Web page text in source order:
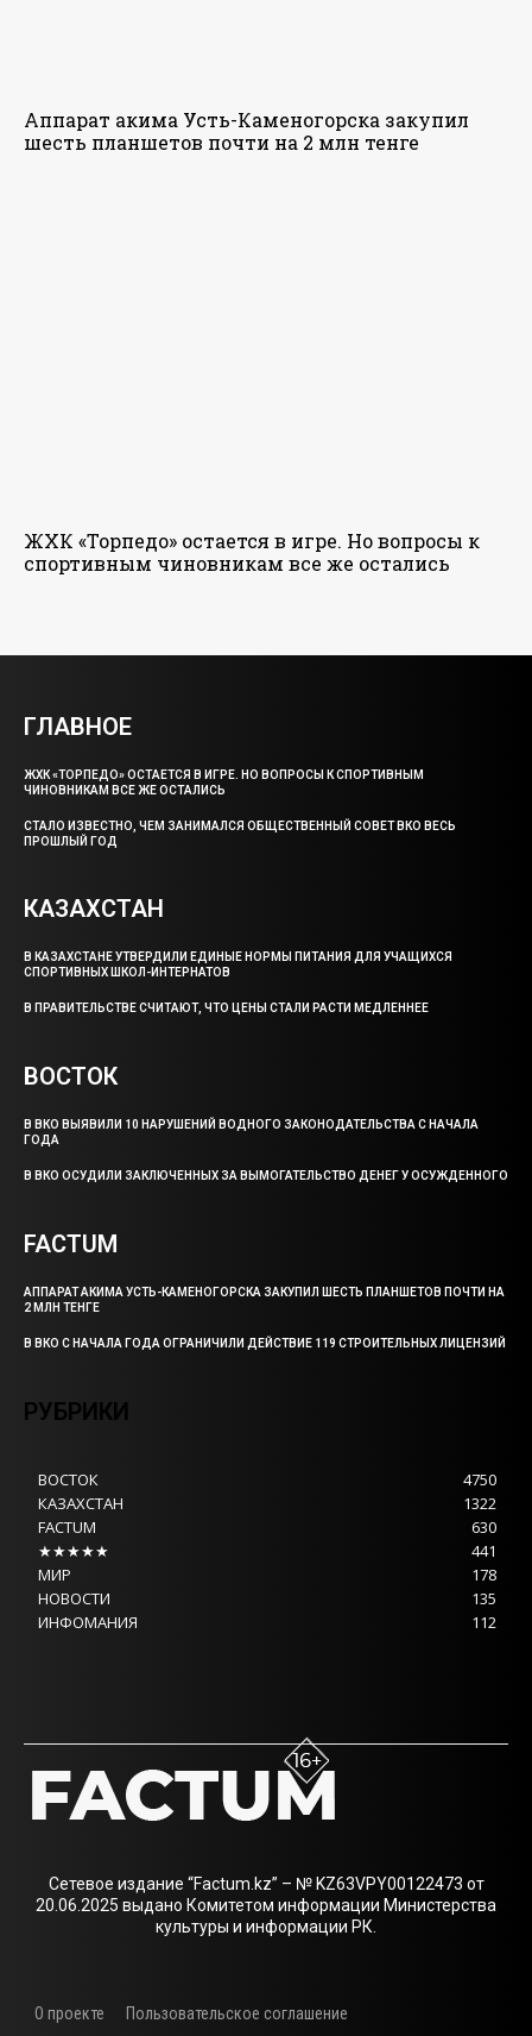
Аппарат акима Усть-Каменогорска закупил
шесть планшетов почти на 2 млн тенге
ЖХК «Торпедо» остается в игре. Но вопросы к
спортивным чиновникам все же остались
ГЛАВНОЕ
ЖХК «ТОРПЕДО» ОСТАЕТСЯ В ИГРЕ. НО ВОПРОСЫ К СПОРТИВНЫМ
ЧИНОВНИКАМ ВСЕ ЖЕ ОСТАЛИСЬ
СТАЛО ИЗВЕСТНО, ЧЕМ ЗАНИМАЛСЯ ОБЩЕСТВЕННЫЙ СОВЕТ ВКО ВЕСЬ
ПРОШЛЫЙ ГОД
КАЗАХСТАН
В КАЗАХСТАНЕ УТВЕРДИЛИ ЕДИНЫЕ НОРМЫ ПИТАНИЯ ДЛЯ УЧАЩИХСЯ
СПОРТИВНЫХ ШКОЛ-ИНТЕРНАТОВ
В ПРАВИТЕЛЬСТВЕ СЧИТАЮТ, ЧТО ЦЕНЫ СТАЛИ РАСТИ МЕДЛЕННЕЕ
ВОСТОК
В ВКО ВЫЯВИЛИ 10 НАРУШЕНИЙ ВОДНОГО ЗАКОНОДАТЕЛЬСТВА С НАЧАЛА
ГОДА
В ВКО ОСУДИЛИ ЗАКЛЮЧЕННЫХ ЗА ВЫМОГАТЕЛЬСТВО ДЕНЕГ У ОСУЖДЕННОГО
FACTUM
АППАРАТ АКИМА УСТЬ-КАМЕНОГОРСКА ЗАКУПИЛ ШЕСТЬ ПЛАНШЕТОВ ПОЧТИ НА
2 МЛН ТЕНГЕ
В ВКО С НАЧАЛА ГОДА ОГРАНИЧИЛИ ДЕЙСТВИЕ 119 СТРОИТЕЛЬНЫХ ЛИЦЕНЗИЙ
РУБРИКИ
ВОСТОК
4750
КАЗАХСТАН
1322
FACTUM
630
★★★★★
441
МИР
178
НОВОСТИ
135
ИНФОМАНИЯ
112
Сетевое издание “Factum.kz” – № KZ63VPY00122473 от
20.06.2025 выдано Комитетом информации Министерства
культуры и информации РК.
О проекте Пользовательское соглашение